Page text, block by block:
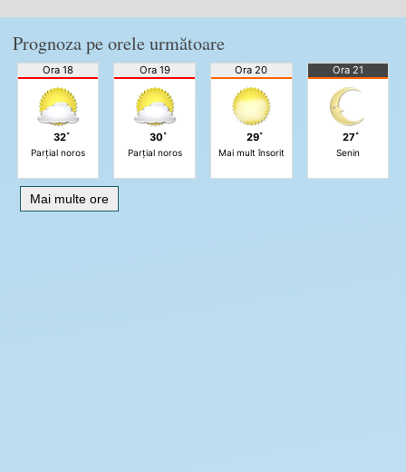
Prognoza pe orele următoare
Ora 18
32˚
Parțial noros
Ora 19
30˚
Parțial noros
Ora 20
29˚
Mai mult însorit
Ora 21
27˚
Senin
Mai multe ore